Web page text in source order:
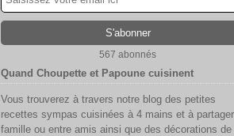
567 abonnés
Quand Choupette et Papoune cuisinent
Vous trouverez à travers notre blog des petites
recettes sympas cuisinées à 4 mains et à
famille ou entre amis ainsi que des décorations de